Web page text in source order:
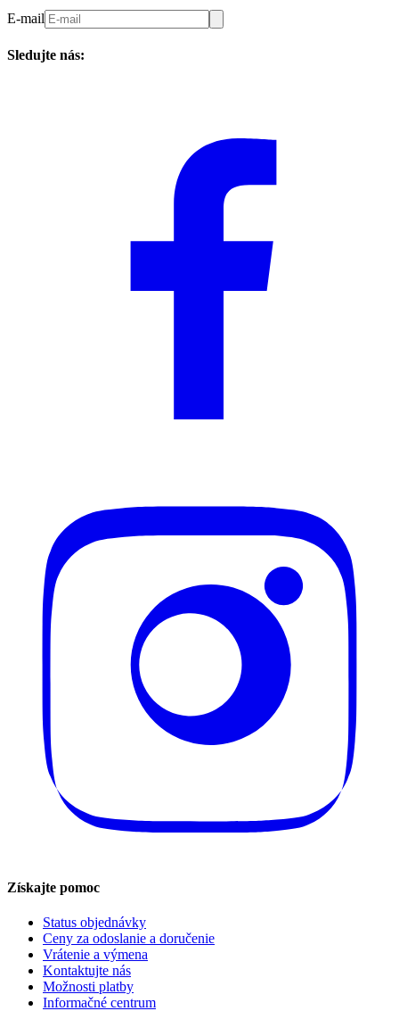
E-mail
Sledujte nás:
Získajte pomoc
Status objednávky
Ceny za odoslanie a doručenie
Vrátenie a výmena
Kontaktujte nás
Možnosti platby
Informačné centrum